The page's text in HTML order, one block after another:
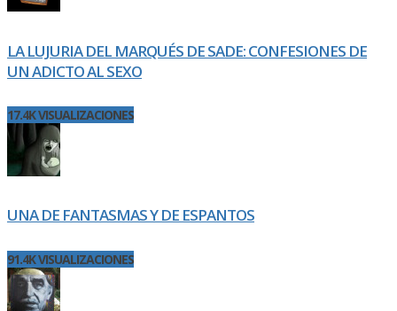
LA LUJURIA DEL MARQUÉS DE SADE: CONFESIONES DE
UN ADICTO AL SEXO
17.4K VISUALIZACIONES
UNA DE FANTASMAS Y DE ESPANTOS
91.4K VISUALIZACIONES